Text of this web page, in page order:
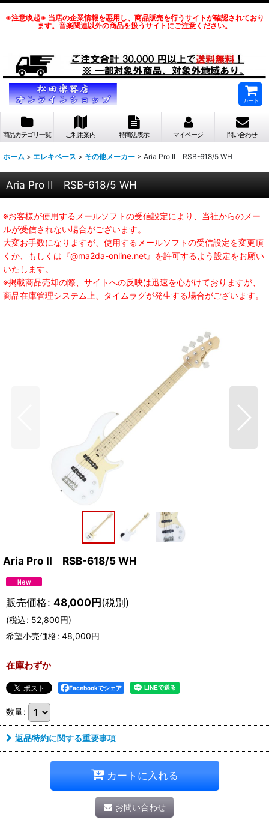
※注意喚起※ 当店の企業情報を悪用し、商品販売を行うサイトが確認されており
ます。音楽関連以外の商品を扱うサイトにご注意ください。
カート
商品カテゴリ一覧 ご利用案内 特商法表示 マイページ 問い合わせ
ホーム > エレキベース > その他メーカー > Aria Pro II RSB-618/5 WH
Aria Pro II RSB-618/5 WH
※お客様が使用するメールソフトの受信設定により、当社からのメー
ルが受信されない場合がございます。
大変お手数になりますが、使用するメールソフトの受信設定を変更頂
くか、もしくは『@ma2da-online.net』を許可するよう設定をお願い
いたします。
※掲載商品売却の際、サイトへの反映は迅速を心がけておりますが、
商品在庫管理システム上、タイムラグが発生する場合がございます。
Aria Pro II RSB-618/5 WH
販売価格: 48,000円(税別)
(税込: 52,800円)
希望小売価格: 48,000円
在庫わずか
Facebookでシェア
数量:
返品特約に関する重要事項
カートに入れる
お問い合わせ